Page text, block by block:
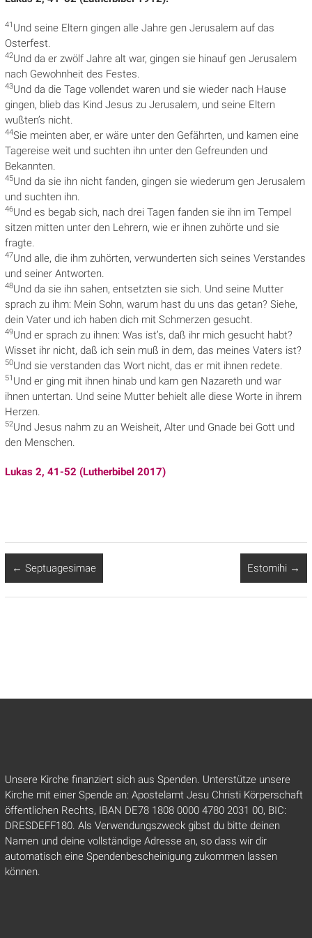
41 Und seine Eltern gingen alle Jahre gen Jerusalem auf das
Osterfest.
42Und da er zwölf Jahre alt war, gingen sie hinauf gen Jerusalem
nach Gewohnheit des Festes.
43Und da die Tage vollendet waren und sie wieder nach Hause
gingen, blieb das Kind Jesus zu Jerusalem, und seine Eltern
wußten’s nicht.
44Sie meinten aber, er wäre unter den Gefährten, und kamen eine
Tagereise weit und suchten ihn unter den Gefreunden und
Bekannten.
45Und da sie ihn nicht fanden, gingen sie wiederum gen Jerusalem
und suchten ihn.
46Und es begab sich, nach drei Tagen fanden sie ihn im Tempel
sitzen mitten unter den Lehrern, wie er ihnen zuhörte und sie
fragte.
47Und alle, die ihm zuhörten, verwunderten sich seines Verstandes
und seiner Antworten.
48Und da sie ihn sahen, entsetzten sie sich. Und seine Mutter
sprach zu ihm: Mein Sohn, warum hast du uns das getan? Siehe,
dein Vater und ich haben dich mit Schmerzen gesucht.
49Und er sprach zu ihnen: Was ist’s, daß ihr mich gesucht habt?
Wisset ihr nicht, daß ich sein muß in dem, das meines Vaters ist?
50Und sie verstanden das Wort nicht, das er mit ihnen redete.
51 Und er ging mit ihnen hinab und kam gen Nazareth und war
ihnen untertan. Und seine Mutter behielt alle diese Worte in ihrem
Herzen.
52Und Jesus nahm zu an Weisheit, Alter und Gnade bei Gott und
den Menschen.
Lukas 2, 41-52 (Lutherbibel 2017)
← Septuagesimae Estomihi →
Unsere Kirche finanziert sich aus Spenden. Unterstütze unsere
Kirche mit einer Spende an: Apostelamt Jesu Christi Körperschaft
öffentlichen Rechts, IBAN DE78 1808 0000 4780 2031 00, BIC:
DRESDEFF180. Als Verwendungszweck gibst du bitte deinen
Namen und deine vollständige Adresse an, so dass wir dir
automatisch eine Spendenbescheinigung zukommen lassen
können.